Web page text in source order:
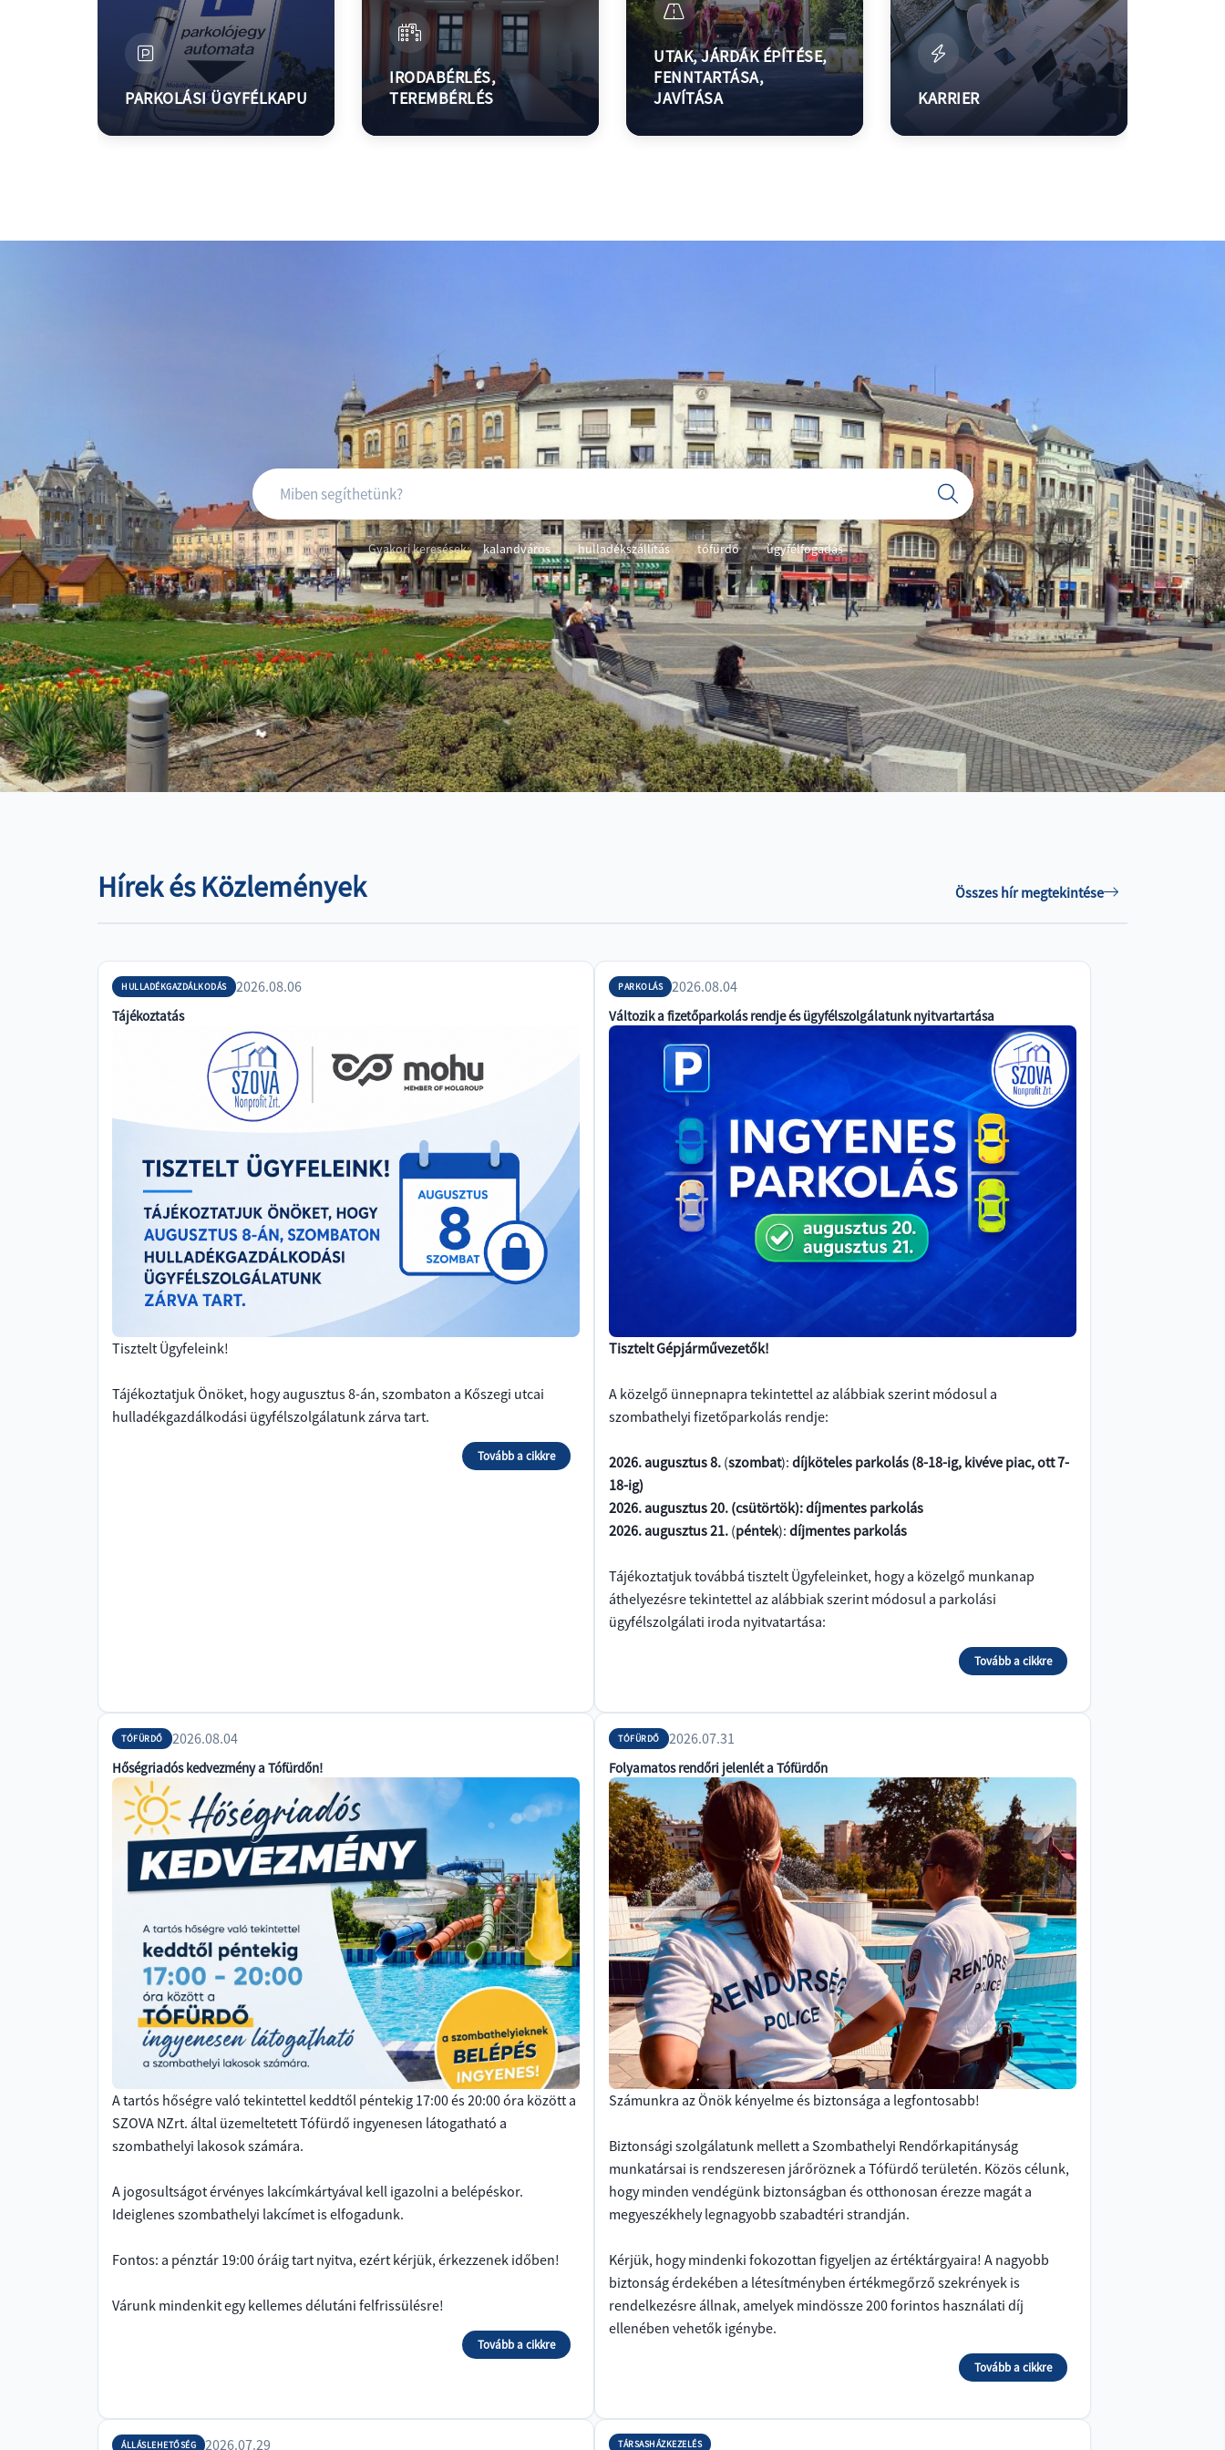
+36
94
900
450
titkarsag@szova.hu
PARKOLÁSI ÜGYFÉLKAPU
IRODABÉRLÉS,
TEREMBÉRLÉS
UTAK, JÁRDÁK ÉPÍTÉSE,
FENNTARTÁSA,
JAVÍTÁSA
KARRIER
Gyakori keresések: kalandváros hulladékszállítás tófürdő ügyfélfogadás
Hírek és Közlemények Összes hír megtekintése
HULLADÉKGAZDÁLKODÁS 2026.08.06
Tájékoztatás
Tisztelt Ügyfeleink!
Tájékoztatjuk Önöket, hogy augusztus 8-án, szombaton a Kőszegi utcai
hulladékgazdálkodási ügyfélszolgálatunk zárva tart.
Tovább a cikkre
PARKOLÁS 2026.08.04
Változik a fizetőparkolás rendje és ügyfélszolgálatunk nyitvartartása
Tisztelt Gépjárművezetők!
A közelgő ünnepnapra tekintettel az alábbiak szerint módosul a
szombathelyi fizetőparkolás rendje:
2026. augusztus 8. (szombat): díjköteles parkolás (8-18-ig, kivéve piac, ott 7-
18-ig)
2026. augusztus 20. (csütörtök): díjmentes parkolás
2026. augusztus 21. (péntek): díjmentes parkolás
Tájékoztatjuk továbbá tisztelt Ügyfeleinket, hogy a közelgő munkanap
áthelyezésre tekintettel az alábbiak szerint módosul a parkolási
ügyfélszolgálati iroda nyitvatartása:
Tovább a cikkre
TÓFÜRDŐ 2026.08.04
Hőségriadós kedvezmény a Tófürdőn!
A tartós hőségre való tekintettel keddtől péntekig 17:00 és 20:00 óra között a
SZOVA NZrt. által üzemeltetett Tófürdő ingyenesen látogatható a
szombathelyi lakosok számára.
A jogosultságot érvényes lakcímkártyával kell igazolni a belépéskor.
Ideiglenes szombathelyi lakcímet is elfogadunk.
Fontos: a pénztár 19:00 óráig tart nyitva, ezért kérjük, érkezzenek időben!
Várunk mindenkit egy kellemes délutáni felfrissülésre!
Tovább a cikkre
TÓFÜRDŐ 2026.07.31
Folyamatos rendőri jelenlét a Tófürdőn
Számunkra az Önök kényelme és biztonsága a legfontosabb!
Biztonsági szolgálatunk mellett a Szombathelyi Rendőrkapitányság
munkatársai is rendszeresen járőröznek a Tófürdő területén. Közös célunk,
hogy minden vendégünk biztonságban és otthonosan érezze magát a
megyeszékhely legnagyobb szabadtéri strandján.
Kérjük, hogy mindenki fokozottan figyeljen az értéktárgyaira! A nagyobb
biztonság érdekében a létesítményben értékmegőrző szekrények is
rendelkezésre állnak, amelyek mindössze 200 forintos használati díj
ellenében vehetők igénybe.
Tovább a cikkre
ÁLLÁSLEHETŐSÉG 2026.07.29 TÁRSASHÁZKEZELÉS